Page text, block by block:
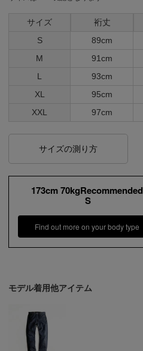
サイズ 裄丈
S
89cm
M
91cm
L
93cm
XL
95cm
XXL
97cm
サイズの測り方
173cm 70kgRecommended
S
Find out more on your body type
モデル着用他アイテム